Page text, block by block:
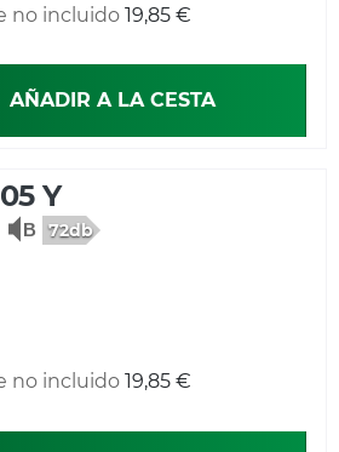
no incluido 19,85 €
AÑADIR A LA CESTA
Y
72db
no incluido 19,85 €